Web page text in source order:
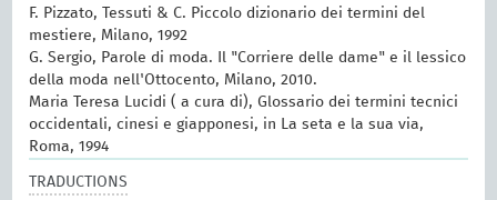
F. Pizzato, Tessuti & C. Piccolo dizionario dei termini del
mestiere, Milano, 1992
G. Sergio, Parole di moda. Il "Corriere delle dame" e il lessico
della moda nell'Ottocento, Milano, 2010.
Maria Teresa Lucidi ( a cura di), Glossario dei termini tecnici
occidentali, cinesi e giapponesi, in La seta e la sua via,
Roma, 1994
TRADUCTIONS